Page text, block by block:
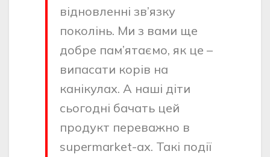
відновленні зв’язку
поколінь. Ми з вами ще
добре пам’ятаємо, як це –
випасати корів на
канікулах. А наші діти
сьогодні бачать цей
продукт переважно в
supermarket-ах. Такі події